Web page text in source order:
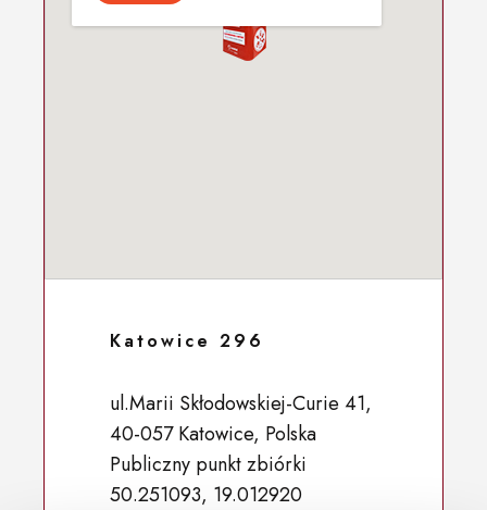
Katowice 296
ul.Marii Skłodowskiej-Curie 41,
40-057 Katowice, Polska
Publiczny punkt zbiórki
50.251093, 19.012920